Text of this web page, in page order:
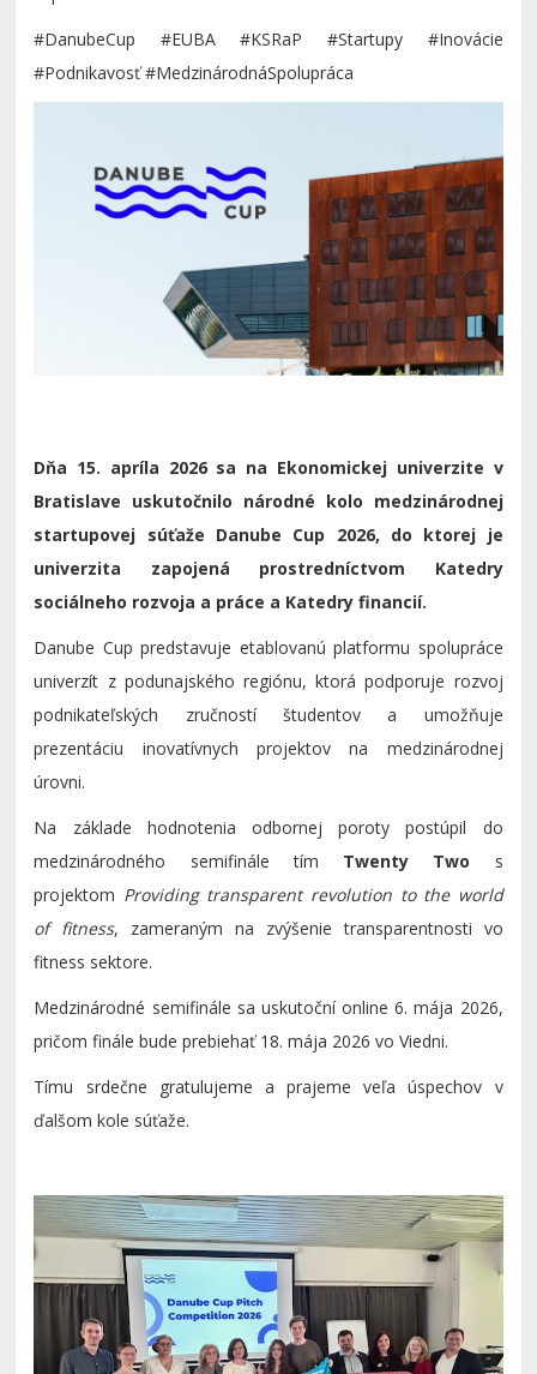
#DanubeCup #EUBA #KSRaP #Startupy #Inovácie
#Podnikavosť #MedzinárodnáSpolupráca
Dňa 15. apríla 2026 sa na Ekonomickej univerzite v
Bratislave uskutočnilo národné kolo medzinárodnej
startupovej súťaže Danube Cup 2026, do ktorej je
univerzita zapojená prostredníctvom Katedry
sociálneho rozvoja a práce a Katedry financií.
Danube Cup predstavuje etablovanú platformu spolupráce
univerzít z podunajského regiónu, ktorá podporuje rozvoj
podnikateľských zručností študentov a umožňuje
prezentáciu inovatívnych projektov na medzinárodnej
úrovni.
Na základe hodnotenia odbornej poroty postúpil do
medzinárodného semifinále tím Twenty Two s
projektom Providing transparent revolution to the world
of fitness, zameraným na zvýšenie transparentnosti vo
fitness sektore.
Medzinárodné semifinále sa uskutoční online 6. mája 2026,
pričom finále bude prebiehať 18. mája 2026 vo Viedni.
Tímu srdečne gratulujeme a prajeme veľa úspechov v
ďalšom kole súťaže.